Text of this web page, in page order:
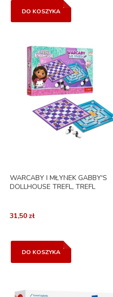
DO KOSZYKA
WARCABY I MŁYNEK GABBY'S
DOLLHOUSE TREFL, TREFL
31,50 zł
DO KOSZYKA